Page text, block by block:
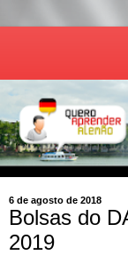
6 de agosto de 2018
Bolsas do
2019